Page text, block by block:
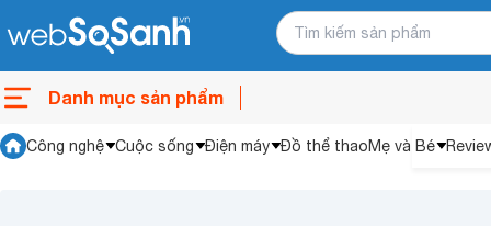
Danh mục sản phẩm
Công nghệ Cuộc sống Điện máy Đồ thể thaoMẹ và Bé